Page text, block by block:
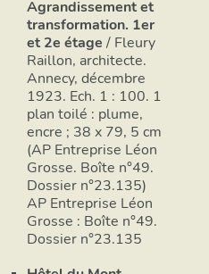
Agrandissement et
transformation. 1er
et 2e étage / Fleury
Raillon, architecte.
Annecy, décembre
1923. Ech. 1 : 100. 1
plan toilé : plume,
encre ; 38 x 79, 5 cm
(AP Entreprise Léon
Grosse. Boîte n°49.
Dossier n°23.135)
AP Entreprise Léon
Grosse : Boîte n°49.
Dossier n°23.135